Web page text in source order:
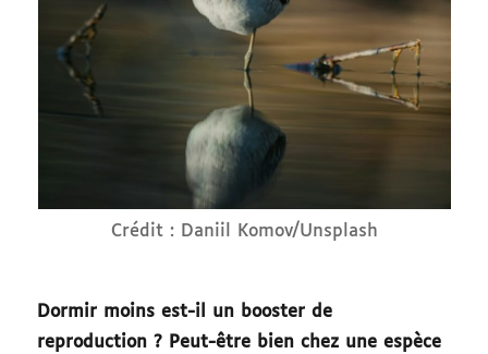
Crédit : Daniil Komov/Unsplash
Dormir moins est-il un booster de
reproduction ? Peut-être bien chez une espèce